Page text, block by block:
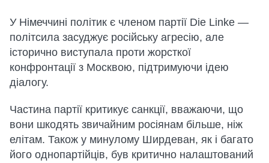
У Німеччині політик є членом партії Die Linke —
політсила засуджує російську агресію, але
історично виступала проти жорсткої
конфронтації з Москвою, підтримуючи ідею
діалогу.
Частина партії критикує санкції, вважаючи, що
вони шкодять звичайним росіянам більше, ніж
елітам. Також у минулому Ширдеван, як і багато
його однопартійців, був критично налаштований